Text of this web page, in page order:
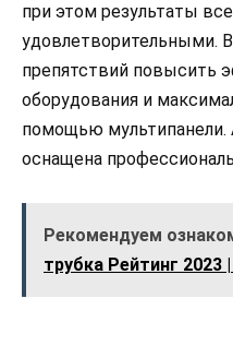
при этом результаты
удовлетворительными.
препятствий повысить
оборудования и
помощью мультипанели.
оснащена
Рекомендуем
трубка Рейтинг 2023